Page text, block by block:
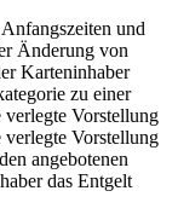
und
Änderung von
Karteninhaber
zu einer
Vorstellung
Vorstellung
angebotenen
das Entgelt